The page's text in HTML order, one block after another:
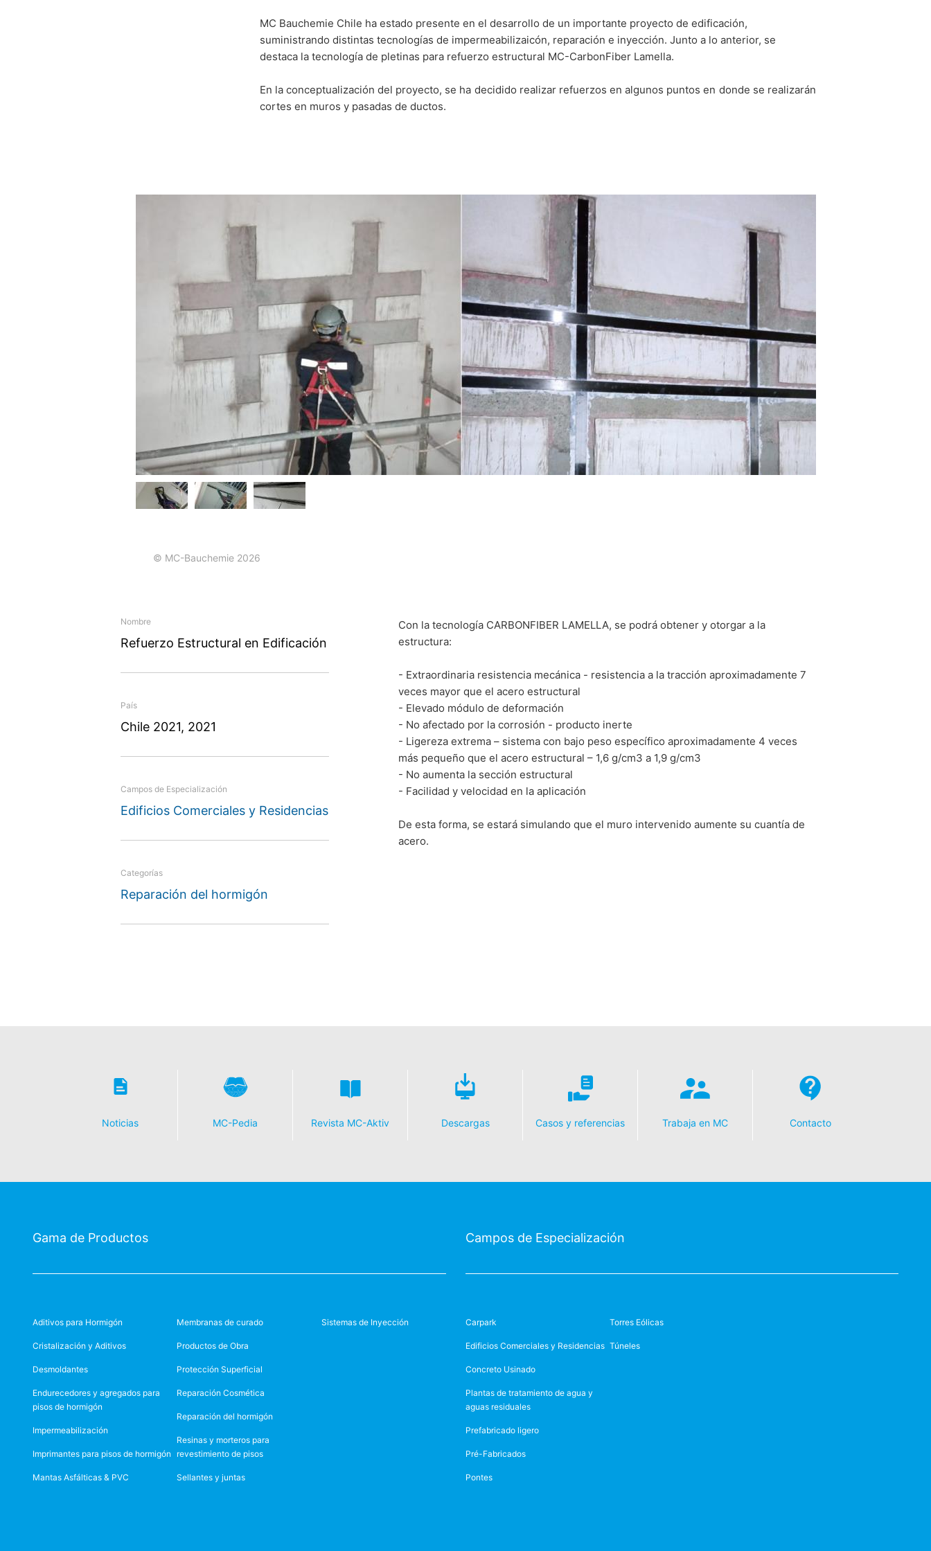
MC-CarbonFiber Lamella
Refuerzo Estructural
MC Bauchemie Chile ha estado presente en el desarrollo de un importante proyecto de edificación,
suministrando distintas tecnologías de impermeabilizaicón, reparación e inyección. Junto a lo anterior, se
destaca la tecnología de pletinas para refuerzo estructural MC-CarbonFiber Lamella.
En la conceptualización del proyecto, se ha decidido realizar refuerzos en algunos puntos en donde se realizarán
cortes en muros y pasadas de ductos.
© MC-Bauchemie 2026
Nombre
Refuerzo Estructural en Edificación
País
Chile 2021, 2021
Campos de Especialización
Edificios Comerciales y Residencias
Categorías
Reparación del hormigón
Con la tecnología CARBONFIBER LAMELLA, se podrá obtener y otorgar a la
estructura:
- Extraordinaria resistencia mecánica - resistencia a la tracción aproximadamente 7
veces mayor que el acero estructural
- Elevado módulo de deformación
- No afectado por la corrosión - producto inerte
- Ligereza extrema – sistema con bajo peso específico aproximadamente 4 veces
más pequeño que el acero estructural – 1,6 g/cm3 a 1,9 g/cm3
- No aumenta la sección estructural
- Facilidad y velocidad en la aplicación
De esta forma, se estará simulando que el muro intervenido aumente su cuantía de
acero.
Noticias MC-Pedia Revista MC-Aktiv Descargas Casos y referencias Trabaja en MC Contacto
Gama de Productos
Aditivos para Hormigón
Cristalización y Aditivos
Desmoldantes
Endurecedores y agregados para
pisos de hormigón
Impermeabilización
Imprimantes para pisos de hormigón
Mantas Asfálticas & PVC
Membranas de curado
Productos de Obra
Protección Superficial
Reparación Cosmética
Reparación del hormigón
Resinas y morteros para
revestimiento de pisos
Sellantes y juntas
Sistemas de Inyección
Campos de Especialización
Carpark
Edificios Comerciales y Residencias
Concreto Usinado
Plantas de tratamiento de agua y
aguas residuales
Prefabricado ligero
Pré-Fabricados
Pontes
Torres Eólicas
Túneles